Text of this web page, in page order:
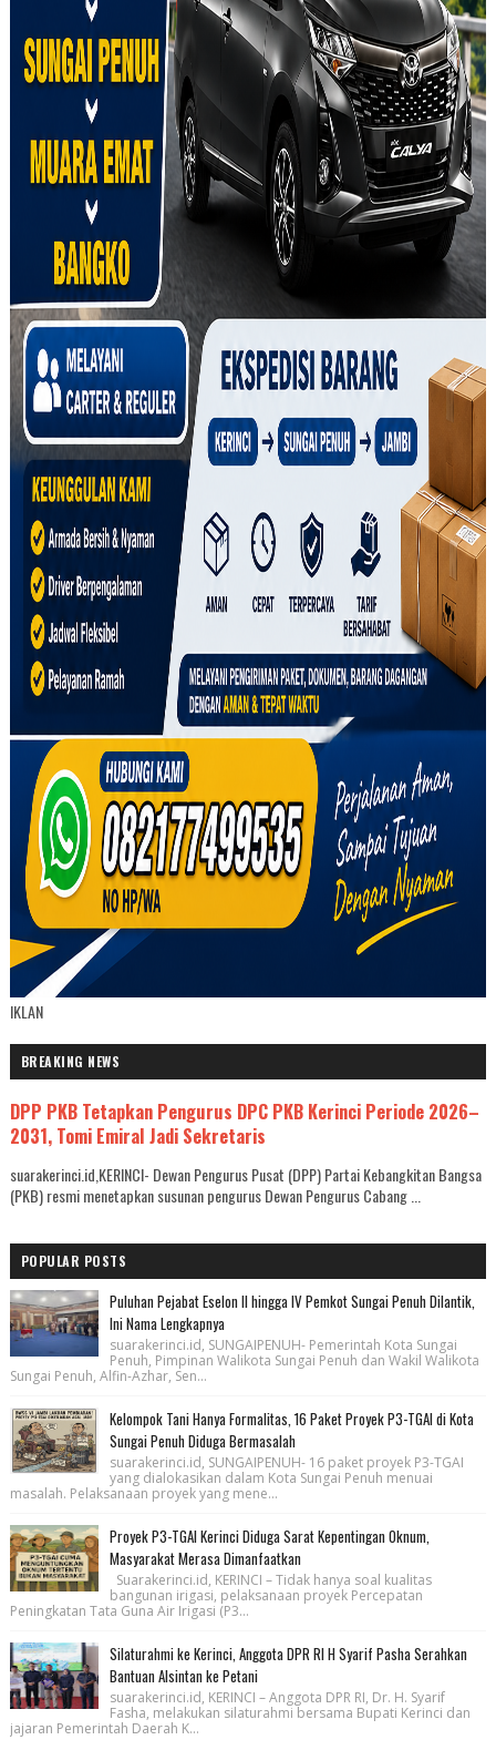
IKLAN
BREAKING NEWS
DPP PKB Tetapkan Pengurus DPC PKB Kerinci Periode 2026–
2031, Tomi Emiral Jadi Sekretaris
suarakerinci.id,KERINCI- Dewan Pengurus Pusat (DPP) Partai Kebangkitan Bangsa
(PKB) resmi menetapkan susunan pengurus Dewan Pengurus Cabang ...
POPULAR POSTS
Puluhan Pejabat Eselon II hingga IV Pemkot Sungai Penuh Dilantik,
Ini Nama Lengkapnya
suarakerinci.id, SUNGAIPENUH- Pemerintah Kota Sungai
Penuh, Pimpinan Walikota Sungai Penuh dan Wakil Walikota
Sungai Penuh, Alfin-Azhar, Sen...
Kelompok Tani Hanya Formalitas, 16 Paket Proyek P3-TGAI di Kota
Sungai Penuh Diduga Bermasalah
suarakerinci.id, SUNGAIPENUH- 16 paket proyek P3-TGAI
yang dialokasikan dalam Kota Sungai Penuh menuai
masalah. Pelaksanaan proyek yang mene...
Proyek P3-TGAI Kerinci Diduga Sarat Kepentingan Oknum,
Masyarakat Merasa Dimanfaatkan
Suarakerinci.id, KERINCI – Tidak hanya soal kualitas
bangunan irigasi, pelaksanaan proyek Percepatan
Peningkatan Tata Guna Air Irigasi (P3...
Silaturahmi ke Kerinci, Anggota DPR RI H Syarif Pasha Serahkan
Bantuan Alsintan ke Petani
suarakerinci.id, KERINCI – Anggota DPR RI, Dr. H. Syarif
Fasha, melakukan silaturahmi bersama Bupati Kerinci dan
jajaran Pemerintah Daerah K...